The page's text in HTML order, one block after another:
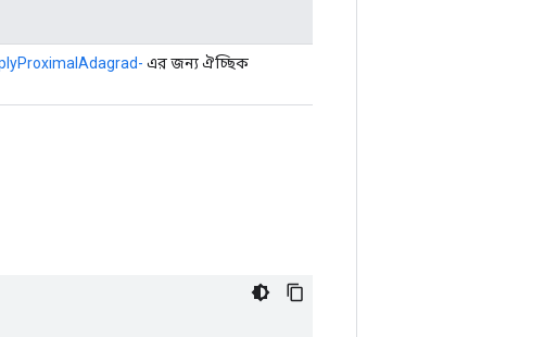
এর জন্য ঐচ্ছিক